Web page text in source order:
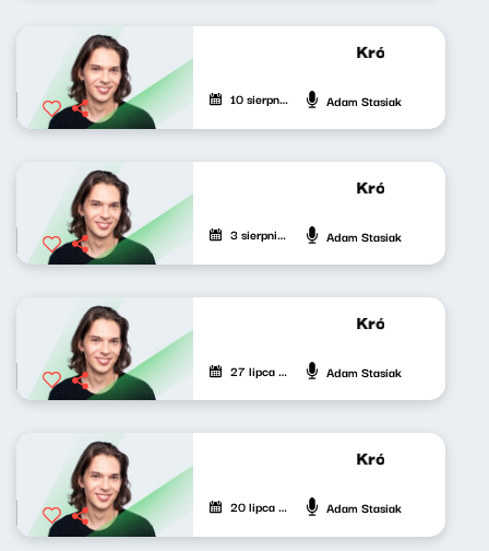
Krótkie
10 sierpnia 2024 Adam Stasiak
Krótkie
3 sierpnia 2024 Adam Stasiak
Krótkie
27 lipca 2024 Adam Stasiak
Krótkie
20 lipca 2024 Adam Stasiak